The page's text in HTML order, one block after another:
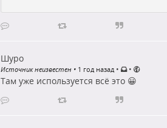
Шуро
Источник неизвестен • 1 год назад • •
Там уже используется всё это 😀